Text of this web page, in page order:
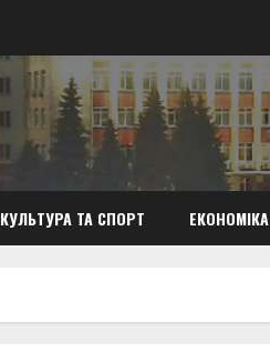
КУЛЬТУРА ТА СПОРТ ЕКОНОМІКА